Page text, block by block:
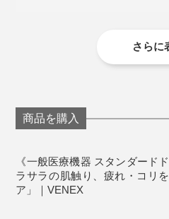
「リチャージ＋ タイツ」
ゆるっとしたシルエット。こ
ゴミ出しもできる、ルーム
ウエストは、お腹に食い込
き。レディスタイプはゴム
様、メンズタイプはゴム幅
試す前はかなり消極的だっ
ただ、柿山は肌にピッタリす
さらに
商品を購入
《一般医療機器 スタンダード
ラサラの肌触り、疲れ・コリ
ア」｜VENEX